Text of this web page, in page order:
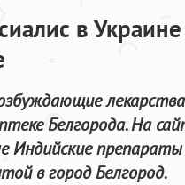
в Украине
Белгорода. На
Индийские
в город Белгород.